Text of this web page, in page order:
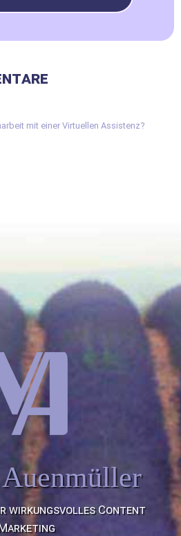
mit einer Virtuellen Assistenz?
wirkungsvolles Content